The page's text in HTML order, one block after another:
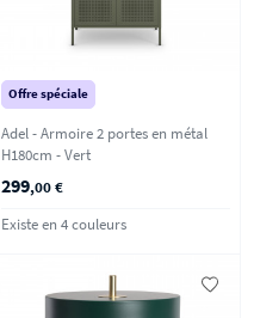
Offre spéciale
Adel - Armoire 2 portes en métal
H180cm - Vert
299,00 €
Existe en 4 couleurs